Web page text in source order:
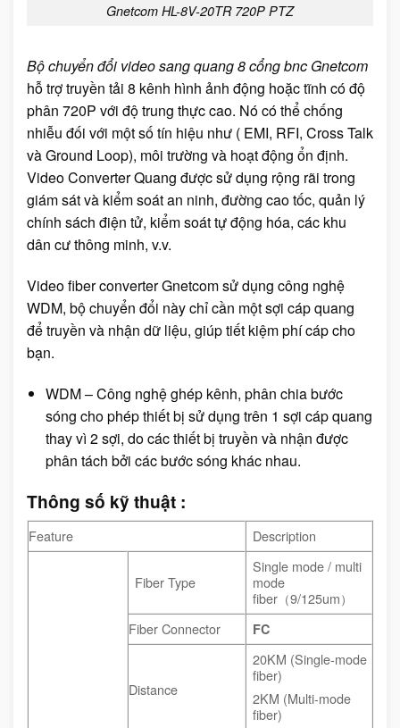
Gnetcom HL-8V-20TR 720P PTZ
Bộ chuyển đổi video sang quang 8 cổng bnc Gnetcom
hỗ trợ truyền tải 8 kênh hình ảnh động hoặc tĩnh có độ
phân 720P với độ trung thực cao. Nó có thể chống
nhiễu đối với một số tín hiệu như ( EMI, RFI, Cross Talk
và Ground Loop), môi trường và hoạt động ổn định.
Video Converter Quang được sử dụng rộng rãi trong
giám sát và kiểm soát an ninh, đường cao tốc, quản lý
chính sách điện tử, kiểm soát tự động hóa, các khu
dân cư thông minh, v.v.
Video fiber converter Gnetcom sử dụng công nghệ
WDM, bộ chuyển đổi này chỉ cần một sợi cáp quang
để truyền và nhận dữ liệu, giúp tiết kiệm phí cáp cho
bạn.
WDM – Công nghệ ghép kênh, phân chia bước
sóng cho phép thiết bị sử dụng trên 1 sợi cáp quang
thay vì 2 sợi, do các thiết bị truyền và nhận được
phân tách bởi các bước sóng khác nhau.
Thông số kỹ thuật :
Feature Description
Fiber Type
Single mode / multi
mode
fiber（9/125um）
Fiber Connector
FC
Distance
20KM (Single-mode
fiber)
2KM (Multi-mode
fiber)